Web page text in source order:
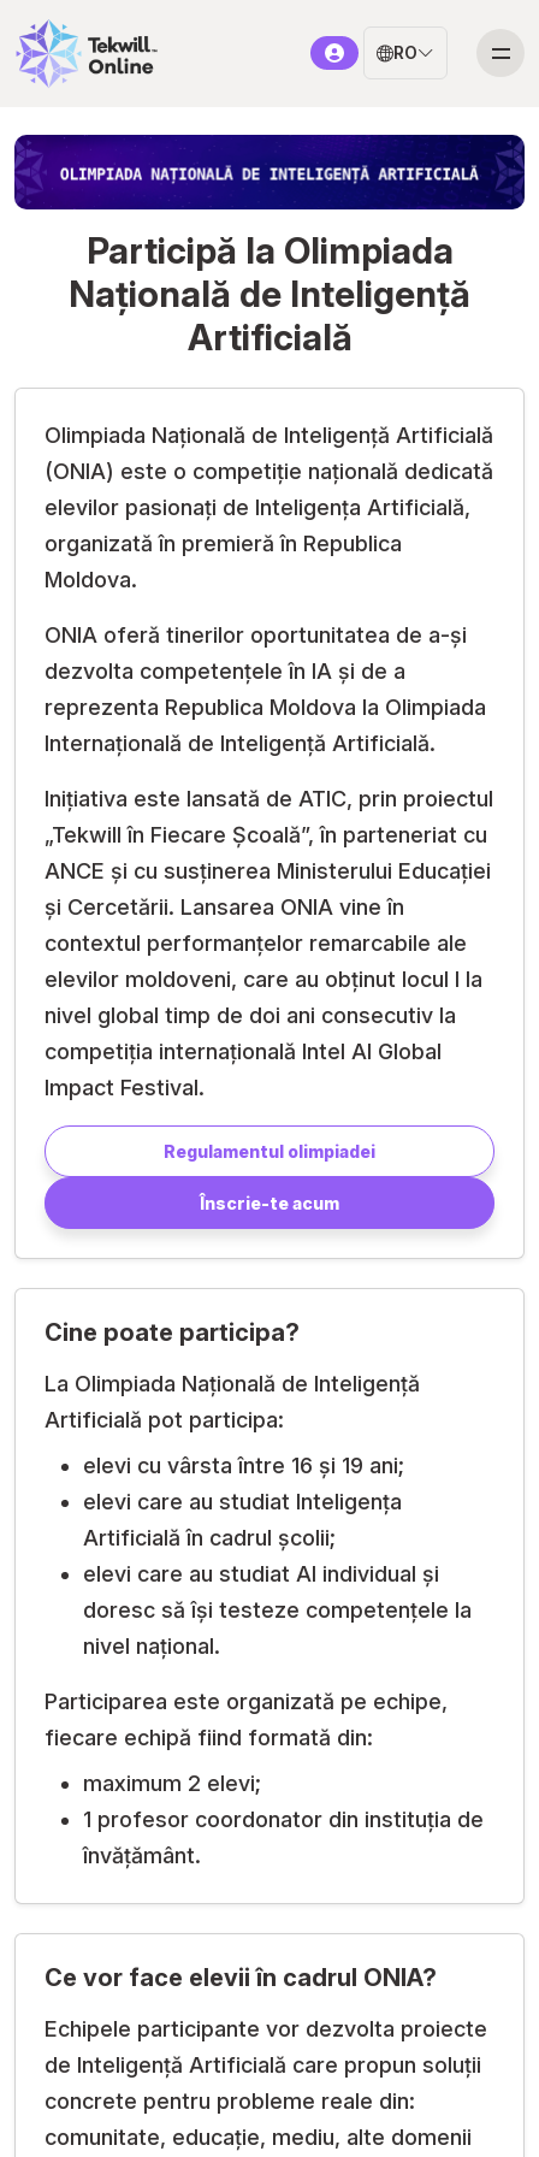
RO
Participă la Olimpiada
Națională de Inteligență
Artificială
Olimpiada Națională de Inteligență Artificială
(ONIA) este o competiție națională dedicată
elevilor pasionați de Inteligența Artificială,
organizată în premieră în Republica
Moldova.
ONIA oferă tinerilor oportunitatea de a-și
dezvolta competențele în IA și de a
reprezenta Republica Moldova la Olimpiada
Internațională de Inteligență Artificială.
Inițiativa este lansată de ATIC, prin proiectul
„Tekwill în Fiecare Școală”, în parteneriat cu
ANCE și cu susținerea Ministerului Educației
și Cercetării. Lansarea ONIA vine în
contextul performanțelor remarcabile ale
elevilor moldoveni, care au obținut locul I la
nivel global timp de doi ani consecutiv la
competiția internațională Intel AI Global
Impact Festival.
Regulamentul olimpiadei
Înscrie-te acum
Cine poate participa?
La Olimpiada Națională de Inteligență
Artificială pot participa:
elevi cu vârsta între 16 și 19 ani;
elevi care au studiat Inteligența
Artificială în cadrul școlii;
elevi care au studiat AI individual și
doresc să își testeze competențele la
nivel național.
Participarea este organizată pe echipe,
fiecare echipă fiind formată din:
maximum 2 elevi;
1 profesor coordonator din instituția de
învățământ.
Ce vor face elevii în cadrul ONIA?
Echipele participante vor dezvolta proiecte
de Inteligență Artificială care propun soluții
concrete pentru probleme reale din:
comunitate, educație, mediu, alte domenii